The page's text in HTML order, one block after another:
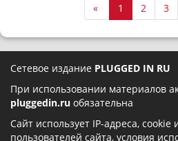
« 1 2 3
Сетевое издание PLUGGED IN RU
При использовании материалов
pluggedin.ru обязательна
Сайт использует IP-адреса,
пользователей сайта, условия